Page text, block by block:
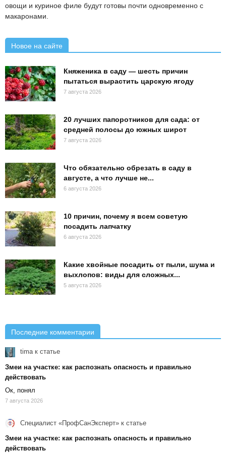
овощи и куриное филе будут готовы почти одновременно с
макаронами.
Новое на сайте
Княженика в саду — шесть причин
пытаться вырастить царскую ягоду
7 августа 2026
20 лучших папоротников для сада: от
средней полосы до южных широт
7 августа 2026
Что обязательно обрезать в саду в
августе, а что лучше не...
6 августа 2026
10 причин, почему я всем советую
посадить лапчатку
6 августа 2026
Какие хвойные посадить от пыли, шума и
выхлопов: виды для сложных...
5 августа 2026
Последние комментарии
timaк статье
Змеи на участке: как распознать опасность и правильно
действовать
Ок, понял
7 августа 2026
Специалист «ПрофСанЭксперт» к статье
Змеи на участке: как распознать опасность и правильно
действовать